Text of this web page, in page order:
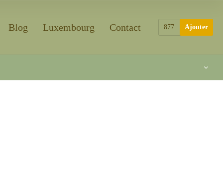
Blog Luxembourg Contact 877 Ajouter